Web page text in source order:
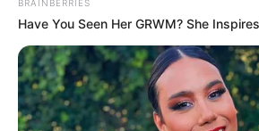
BRAINBERRIES
Have You Seen Her GRWM? She